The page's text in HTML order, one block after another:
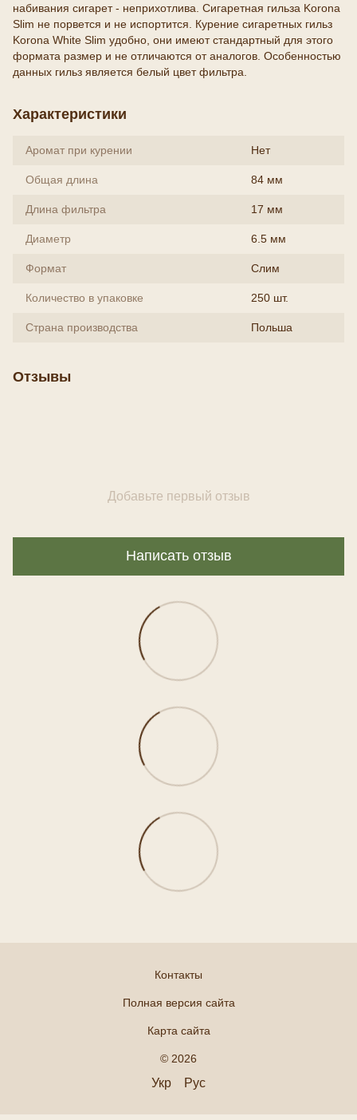
набивания сигарет - неприхотлива. Сигаретная гильза Korona
Slim не порвется и не испортится. Курение сигаретных гильз
Korona White Slim удобно, они имеют стандартный для этого
формата размер и не отличаются от аналогов. Особенностью
данных гильз является белый цвет фильтра.
Характеристики
Аромат при курении Нет
Общая длина 84 мм
Длина фильтра 17 мм
Диаметр 6.5 мм
Формат Слим
Количество в упаковке 250 шт.
Страна производства Польша
Отзывы
Добавьте первый отзыв
Написать отзыв
Контакты
Полная версия сайта
Карта сайта
© 2026
Укр Рус